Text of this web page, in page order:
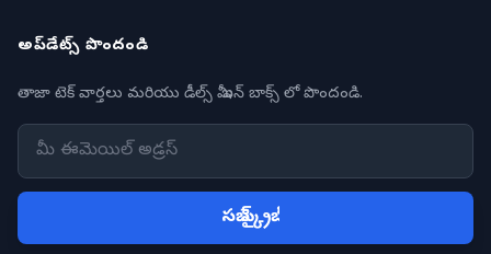
అప్‌డేట్స్ పొందండి
తాజా టెక్ వార్తలు మరియు డీల్స్ మీ ఇన్ బాక్స్ లో పొందండి.
సబ్ స్క్రైబ్